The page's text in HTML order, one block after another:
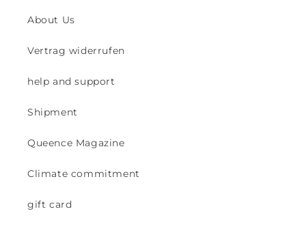
About Us
Vertrag widerrufen
help and support
Shipment
Queence Magazine
Climate commitment
gift card